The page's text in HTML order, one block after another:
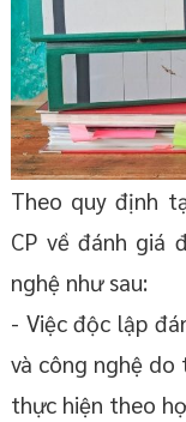
Theo quy định
CP về đánh giá
nghệ như sau:
- Việc độc lập
và công nghệ
thực hiện theo